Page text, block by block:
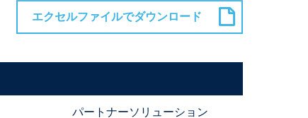
パートナーソリューション